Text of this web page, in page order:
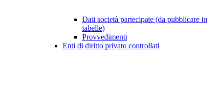
Dati società partecipate (da pubblicare in
tabelle)
Provvedimenti
Enti di diritto privato controllati